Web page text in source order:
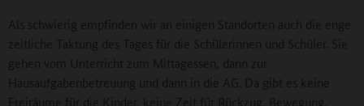
Als schwierig empfinden wir an einigen Standorten auch die enge
zeitliche Taktung des Tages für die Schülerinnen und Schüler. Sie
gehen vom Unterricht zum Mittagessen, dann zur
Hausaufgabenbetreuung und dann in die AG. Da gibt es keine
Freiräume für die Kinder, keine Zeit für Rückzug, Bewegung,